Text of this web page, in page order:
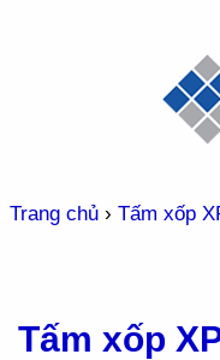
Trang chủ › Tấm xốp
Tấm xốp